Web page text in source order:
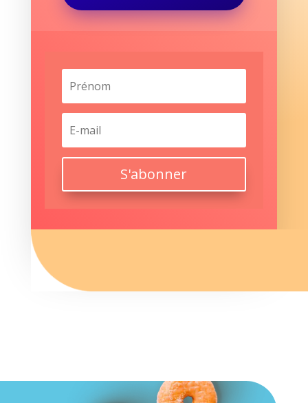
S'abonner